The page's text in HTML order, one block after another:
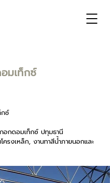
มเท็กซ์
ซ์
อกดอมเท็กซ์ ปทุมธานี
ครงเหล็ก, งานทาสีน้ำภายนอกและ